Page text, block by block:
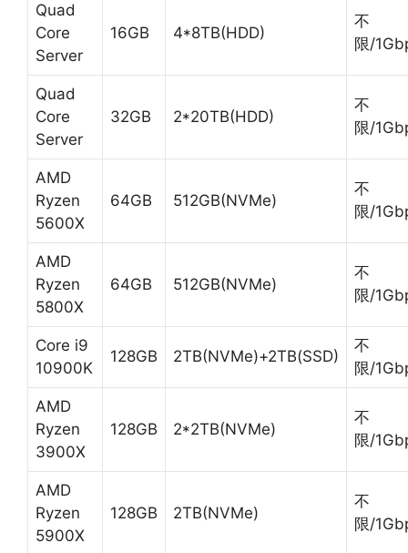
Quad
Core
Server
16GB 4*8TB(HDD)
不
限/
Quad
Core
Server
32GB 2*20TB(HDD)
不
限/
AMD
Ryzen
5600X
64GB 512GB(NVMe)
不
限/
AMD
Ryzen
5800X
64GB 512GB(NVMe)
不
限/
Core i9
10900K
128GB 2TB(NVMe)+2TB(SSD)
不
限/
AMD
Ryzen
3900X
128GB 2*2TB(NVMe)
不
限/
AMD
Ryzen
5900X
128GB 2TB(NVMe)
不
限/